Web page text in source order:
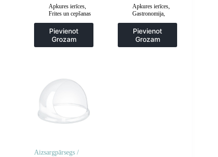
Apkures ierīces
Frites un cepšanas
Gastronomija
Piederumi
ceptuvēm,Virtuve
Pievienot
Grozam
Apkures ierīces
Gastronomija
aprīkojums
Virtuve
Pievienot
Grozam
Aizsargpārsegs /